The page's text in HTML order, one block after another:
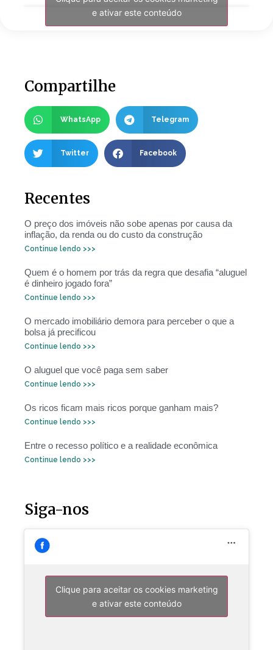
e ativar este conteúdo
Compartilhe
WhatsApp Telegram
Twitter Facebook
Recentes
O preço dos imóveis não sobe apenas por causa da
inflação, da renda ou do custo da construção
Continue lendo >>>
Quem é o homem por trás da regra que desafia “aluguel
é dinheiro jogado fora”
Continue lendo >>>
O mercado imobiliário demora para perceber o que a
bolsa já precificou
Continue lendo >>>
O aluguel que você paga sem saber
Continue lendo >>>
Os ricos ficam mais ricos porque ganham mais?
Continue lendo >>>
Entre o recesso político e a realidade econômica
Continue lendo >>>
Siga-nos
Clique para aceitar os cookies marketing
e ativar este conteúdo